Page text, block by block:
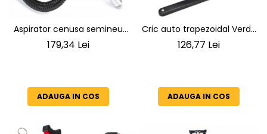
Aspirator cenusa semineu
179,34 Lei
ADAUGA IN COS
Cric auto trapezoidal Verda
Cric foarfeca 2t 104 - 425
126,77 Lei
ADAUGA IN COS